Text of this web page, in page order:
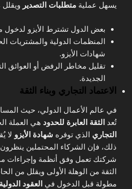
يسهل عملية متطلبات التصدير ويقلل
بعض الدول تشترط الأيزو لدخول
المنظمات الدولية والمشتريات
شهادات الأيزو.
تقليل مخاطر الرفض أو العوائق
الجديدة.
الاعتماد التجاري وبناء الثقة
في عالم الأعمال الدولي، حيث
تُعد الثقة العابرة للحدود هي العملة
التجاري الذي توفره شهادة الأيزو لا
ذلك، فإن الشركاء المحتملين
شركتك تعمل وفق أنظمة وإجراءات
الثقة من الوهلة الأولى ويقلل من
مطولة قبل الدخول في العقود الدولية